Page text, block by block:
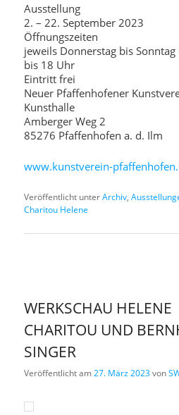
Ausstellung
2. – 22. September 2023
Öffnungszeiten
jeweils Donnerstag bis
bis 18 Uhr
Eintritt frei
Neuer Pfaffenhofener
Kunsthalle
Amberger Weg 2
85276 Pfaffenhofen a. d. Ilm
www.kunstverein-
Veröffentlicht unterArchiv,
Charitou Helene
WERKSCHAU HELENE
CHARITOU UND
SINGER
Veröffentlicht am27. März 2023von